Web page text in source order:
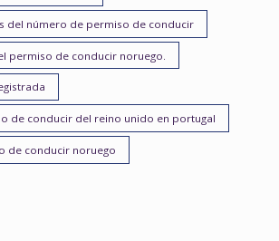
del número de permiso de conducir
permiso de conducir noruego.
de conducir del reino unido en portugal
de conducir noruego